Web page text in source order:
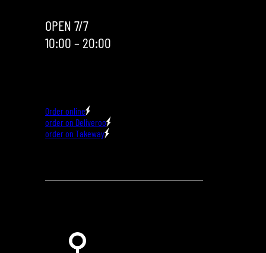
OPEN 7/7
10:00 – 20:00
Order online
order on Deliveroo
order on Takeway